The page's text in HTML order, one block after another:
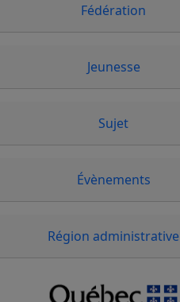
Fédération
Jeunesse
Sujet
Évènements
Région administrative